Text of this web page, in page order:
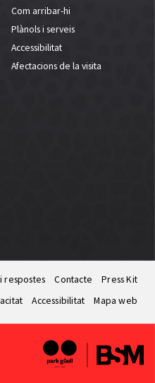
Com arribar-hi
Plànols i serveis
Accessibilitat
Afectacions de la visita
respostes Contacte
Press Kit
Accessibilitat Mapa web